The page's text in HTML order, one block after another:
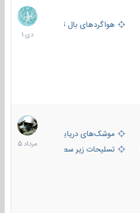
هواگردهای بال ثابت
12
دی
1401
موشک‌های دریایی
تسلیحات زیر سطحی
2
مرداد
1405